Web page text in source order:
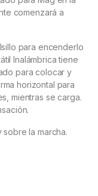
comenzará a
para encenderlo
Inalámbrica tiene
para colocar y
horizontal para
mientras se carga.
la marcha.